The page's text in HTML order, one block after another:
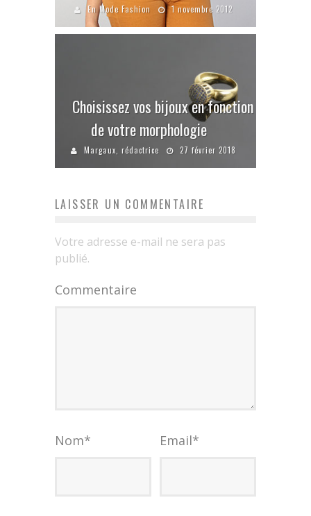
En Mode Fashion 1 novembre 2012
Choisissez vos bijoux en fonction
de votre morphologie
Margaux, rédactrice 27 février 2018
LAISSER UN COMMENTAIRE
Votre adresse e-mail ne sera pas
publié.
Commentaire
Nom* Email*